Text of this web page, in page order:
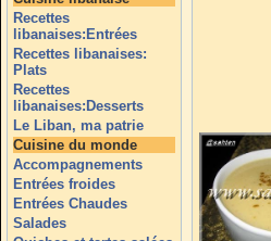
Recettes
libanaises:Entrées
Recettes libanaises:
Plats
Recettes
libanaises:Desserts
Le Liban, ma patrie
Cuisine du monde
Accompagnements
Entrées froides
Entrées Chaudes
Salades